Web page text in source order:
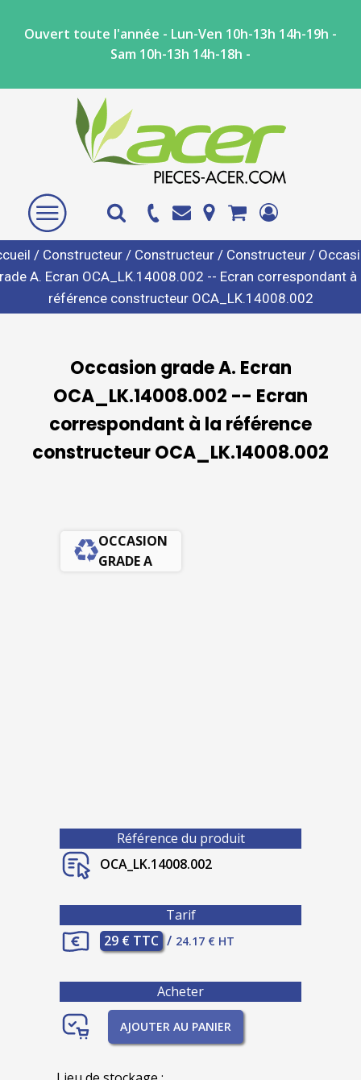
Ouvert toute l'année - Lun-Ven 10h-13h 14h-19h -
Sam 10h-13h 14h-18h -
/ Constructeur/ Constructeur/ Constructeur/
A. Ecran OCA_LK.14008.002 -- Ecran correspondant à
référence constructeur OCA_LK.14008.002
Occasion grade A. Ecran
OCA_LK.14008.002 -- Ecran
correspondant à la référence
constructeur OCA_LK.14008.002
OCCASION
GRADE A
Référence du produit
OCA_LK.14008.002
Tarif
29 € TTC / 24.17 € HT
Acheter
AJOUTER AU PANIER